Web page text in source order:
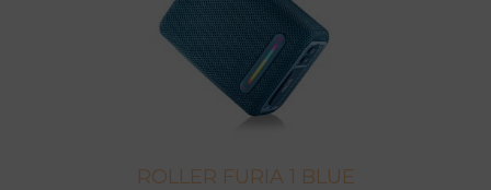
ROLLER FURIA 1 BLUE